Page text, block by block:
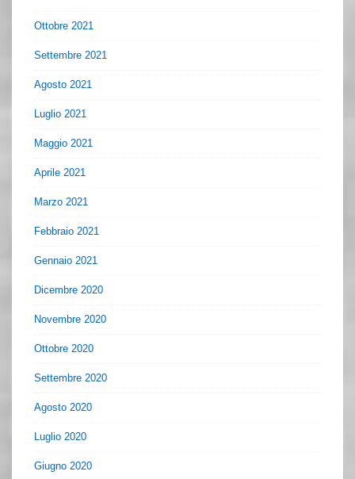
Ottobre 2021
Settembre 2021
Agosto 2021
Luglio 2021
Maggio 2021
Aprile 2021
Marzo 2021
Febbraio 2021
Gennaio 2021
Dicembre 2020
Novembre 2020
Ottobre 2020
Settembre 2020
Agosto 2020
Luglio 2020
Giugno 2020